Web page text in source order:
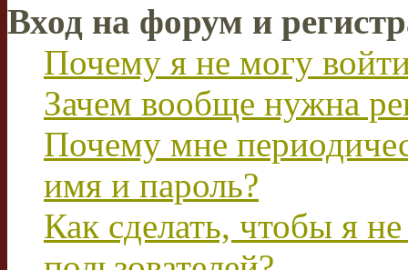
Вход на форум и
Почему я не могу
Зачем вообще нужна
Почему мне
имя и пароль?
Как сделать, чтобы я